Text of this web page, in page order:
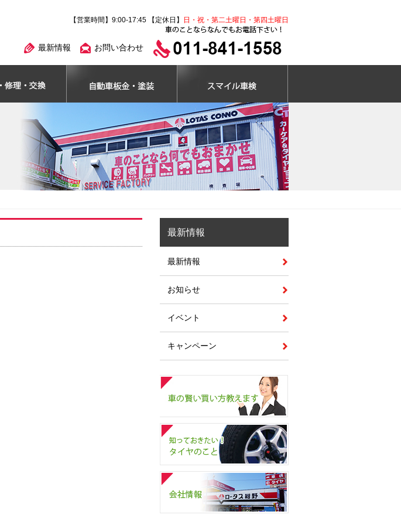
【営業時間】9:00-17:45 【定休日】 日・祝・第二土曜日・第四土曜日
最新情報 お問い合わせ
最新情報
最新情報
お知らせ
イベント
キャンペーン